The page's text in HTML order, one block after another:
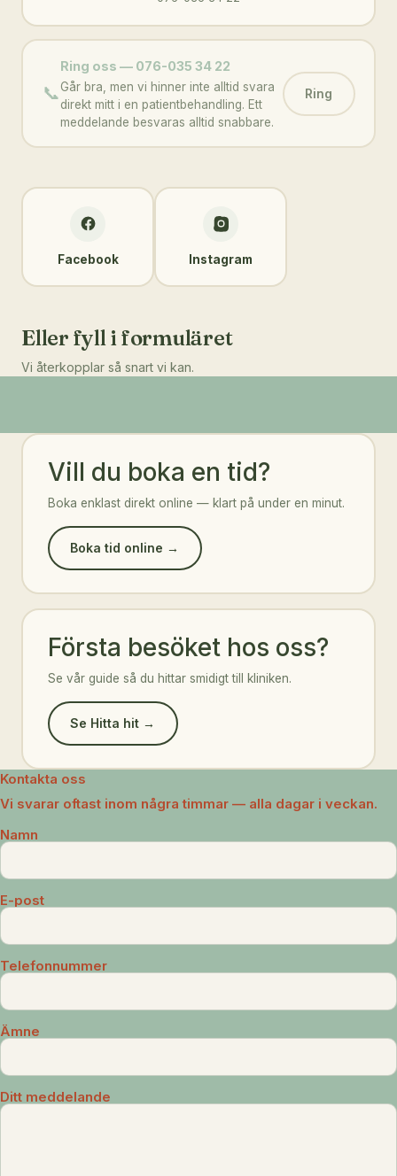
📞
Ring oss — 076-035 34 22
Går bra, men vi hinner inte alltid svara
direkt mitt i en patientbehandling. Ett
meddelande besvaras alltid snabbare.
Ring
Facebook Instagram
Eller fyll i formuläret
Vi återkopplar så snart vi kan.
Vill du boka en tid?
Boka enklast direkt online — klart på under en minut.
Boka tid online →
Första besöket hos oss?
Se vår guide så du hittar smidigt till kliniken.
Se Hitta hit →
Kontakta oss
Vi svarar oftast inom några timmar — alla dagar i veckan.
Namn
E-post
Telefonnummer
Ämne
Ditt meddelande